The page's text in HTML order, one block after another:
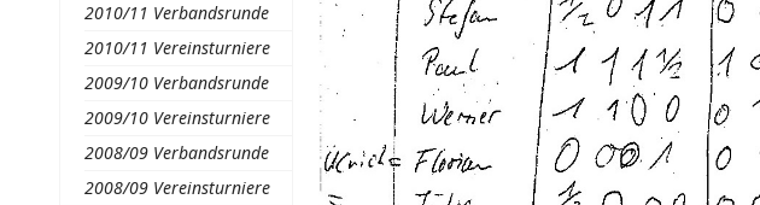
2010/11 Verbandsrunde
2010/11 Vereinsturniere
2009/10 Verbandsrunde
2009/10 Vereinsturniere
2008/09 Verbandsrunde
2008/09 Vereinsturniere